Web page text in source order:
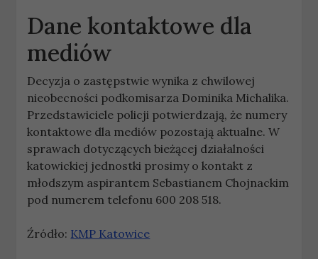
Dane kontaktowe dla
mediów
Decyzja o zastępstwie wynika z chwilowej
nieobecności podkomisarza Dominika Michalika.
Przedstawiciele policji potwierdzają, że numery
kontaktowe dla mediów pozostają aktualne. W
sprawach dotyczących bieżącej działalności
katowickiej jednostki prosimy o kontakt z
młodszym aspirantem Sebastianem Chojnackim
pod numerem telefonu 600 208 518.
Źródło: KMP Katowice